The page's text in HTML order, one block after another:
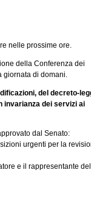
nelle prossime ore.
della Conferenza dei
giornata di domani.
del decreto-
invarianza dei servizi ai
dal Senato:
urgenti per la
e il rappresentante del